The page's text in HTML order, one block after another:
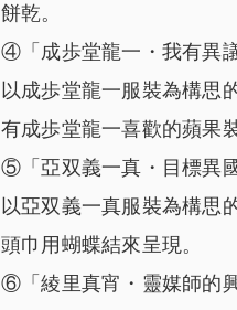
餅乾。
④「成歩堂龍一・我有異
以成歩堂龍一服裝為構思
有成歩堂龍一喜歡的蘋果
⑤「亞双義一真・目標異
以亞双義一真服裝為構思
頭巾用蝴蝶結來呈現。
⑥「綾里真宵・靈媒師的